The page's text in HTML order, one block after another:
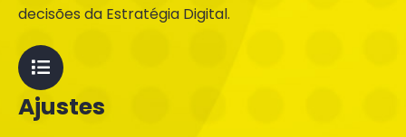
decisões da Estratégia Digital.
Ajustes